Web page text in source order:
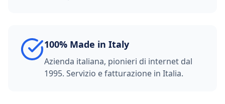
100% Made in Italy
Azienda italiana, pionieri di internet dal
1995. Servizio e fatturazione in Italia.